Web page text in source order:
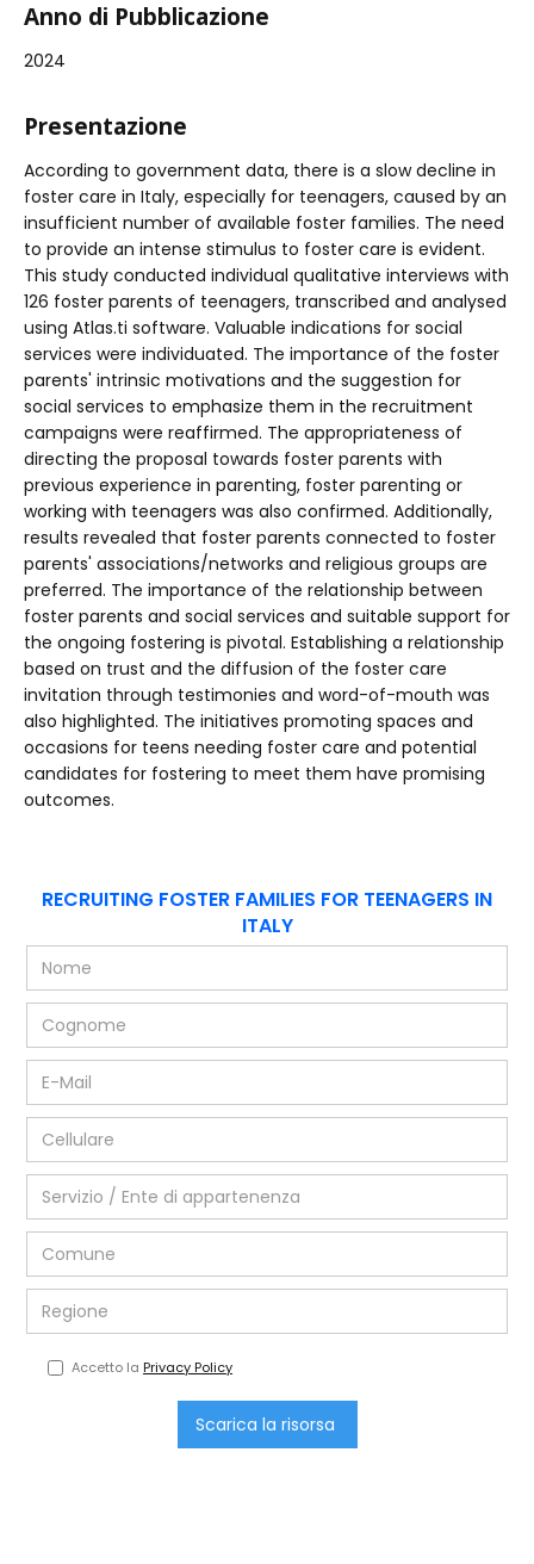
Anno di Pubblicazione
2024
Presentazione
According to government data, there is a slow decline in
foster care in Italy, especially for teenagers, caused by an
insufficient number of available foster families. The need
to provide an intense stimulus to foster care is evident.
This study conducted individual qualitative interviews with
126 foster parents of teenagers, transcribed and analysed
using Atlas.ti software. Valuable indications for social
services were individuated. The importance of the foster
parents' intrinsic motivations and the suggestion for
social services to emphasize them in the recruitment
campaigns were reaffirmed. The appropriateness of
directing the proposal towards foster parents with
previous experience in parenting, foster parenting or
working with teenagers was also confirmed. Additionally,
results revealed that foster parents connected to foster
parents' associations/networks and religious groups are
preferred. The importance of the relationship between
foster parents and social services and suitable support for
the ongoing fostering is pivotal. Establishing a relationship
based on trust and the diffusion of the foster care
invitation through testimonies and word-of-mouth was
also highlighted. The initiatives promoting spaces and
occasions for teens needing foster care and potential
candidates for fostering to meet them have promising
outcomes.
RECRUITING FOSTER FAMILIES FOR TEENAGERS IN
ITALY
Accetto la Privacy Policy